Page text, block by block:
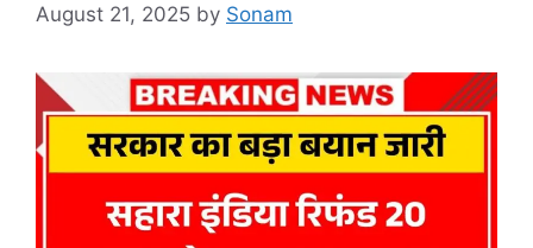
August 21, 2025 by Sonam